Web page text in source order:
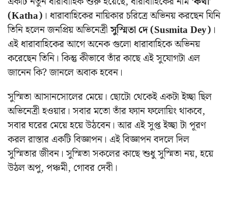
(Katha) । ধারাবাহিকের নায়িকার চরিত্রে অভিনয় করছেন যিনি
তিনি হলেন জনপ্রিয় অভিনেত্রীসুস্মিতা দে (Susmita Dey) ।
এই ধারাবাহিকের আগে অনেক গুলো ধারাবাহিকে অভিনয়
করেছেন তিনি। কিন্তু কীভাবে তাঁর কাছে এই সুযোগটা এল
জানেন কি? জানলে অবাক হবেন।
সুস্মিতা আসানসোলের মেয়ে। ছোটো থেকেই একটা ইচ্ছা ছিল
অভিনেত্রী হওয়ার। সবার মতো তাঁর ফ্যান ফলোয়িং থাকবে,
সবার ঘরের মেয়ে হয়ে উঠবেন। আর এই সুপ্ত ইচ্ছা টা পূরণ
করল রাস্তার একটি বিজ্ঞাপন। এই বিজ্ঞাপন বদলে দিল
সুস্মিতার জীবন। সুস্মিতা সকলের কাছে শুধু সুস্মিতা নয়, হয়ে
উঠল অপু, পঞ্চমী, গোবর দেবী।